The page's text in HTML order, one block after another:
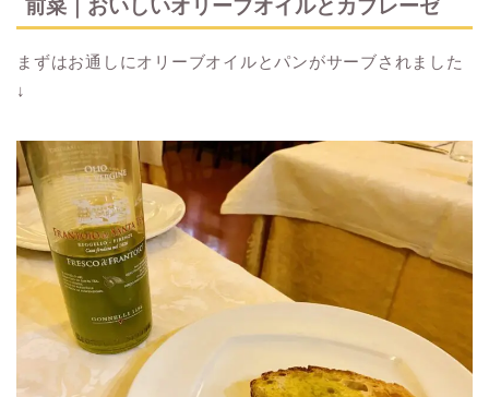
前菜｜おいしいオリーブオイルとカプレーゼ
まずはお通しにオリーブオイルとパンがサーブされました
↓